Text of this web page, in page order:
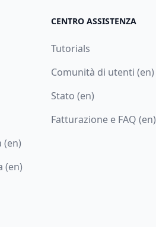
(en)
(en)
CENTRO ASSISTENZA
Tutorials
Comunità di utenti (en)
Stato (en)
Fatturazione e FAQ (en)